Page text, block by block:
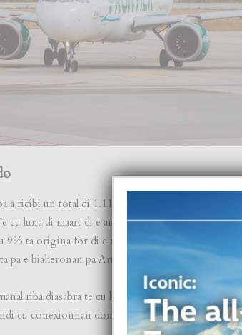
a ricibi un total di 1.11 miyon pasahero cu ta
luna di maart di e aña aki, Aruba a yama bonbini
9% ta origina for di e mercado di Atlanta,
e biaheronan pa Aruba.
riba diasabra te cu luna di augustus, brindando
cu conexionnan domestico y internacional